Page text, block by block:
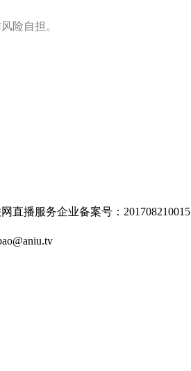
险自担。
直播服务企业备案号：201708210015